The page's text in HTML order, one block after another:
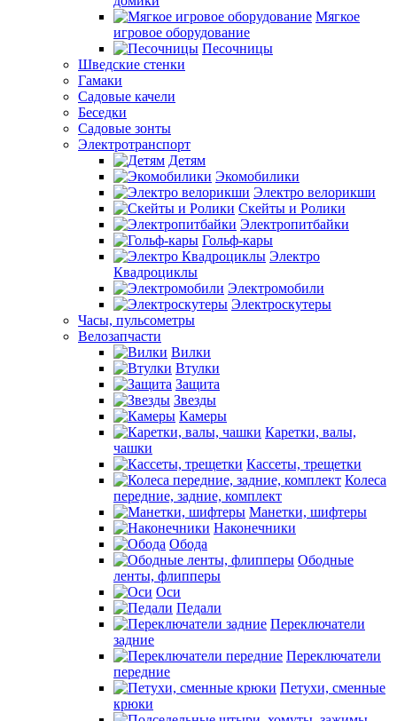
Мягкое
игровое оборудование
Песочницы
Шведские стенки
Гамаки
Садовые качели
Беседки
Садовые зонты
Электротранспорт
Детям
Экомобилики
Электро велорикши
Скейты и Ролики
Электропитбайки
Гольф-кары
Электро
Квадроциклы
Электромобили
Электроскутеры
Часы, пульсометры
Велозапчасти
Вилки
Втулки
Защита
Звезды
Камеры
Каретки, валы,
чашки
Кассеты, трещетки
Колеса
передние, задние, комплект
Манетки, шифтеры
Наконечники
Обода
Ободные
ленты, флипперы
Оси
Педали
Переключатели
задние
Переключатели
передние
Петухи, сменные
крюки